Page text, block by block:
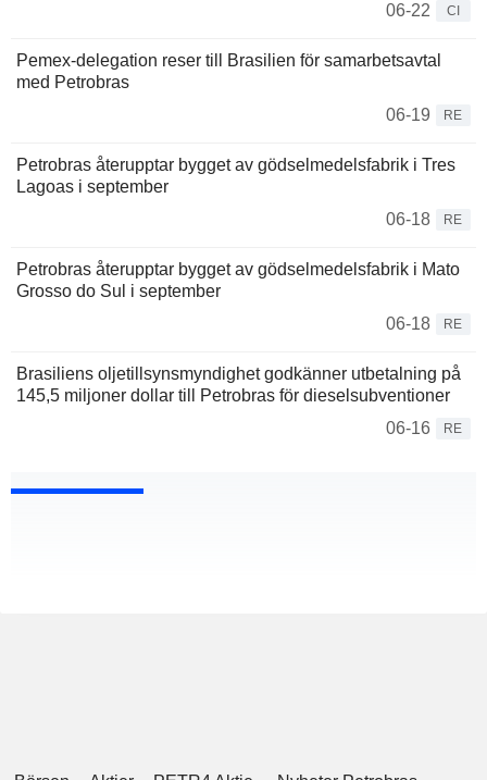
06-22
CI
Pemex-delegation reser till Brasilien för samarbetsavtal
med Petrobras
06-19
RE
Petrobras återupptar bygget av gödselmedelsfabrik i Tres
Lagoas i september
06-18
RE
Petrobras återupptar bygget av gödselmedelsfabrik i Mato
Grosso do Sul i september
06-18
RE
Brasiliens oljetillsynsmyndighet godkänner utbetalning på
145,5 miljoner dollar till Petrobras för dieselsubventioner
06-16
RE